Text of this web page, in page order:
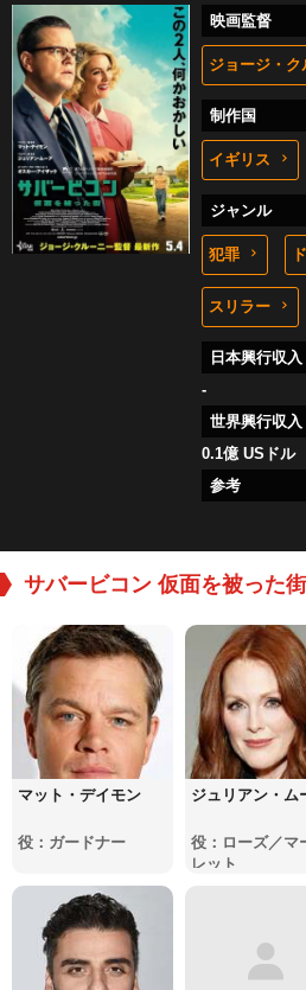
映画監督
ジョージ・ク
制作国
イギリス
ジャンル
犯罪
スリラー
日本興行収入
-
世界興行収入
0.1億 USドル
参考
サバービコン 仮面を被った街
マット・デイモン
役：ガードナー
ジュリアン・ム
役：ローズ／マ
レット